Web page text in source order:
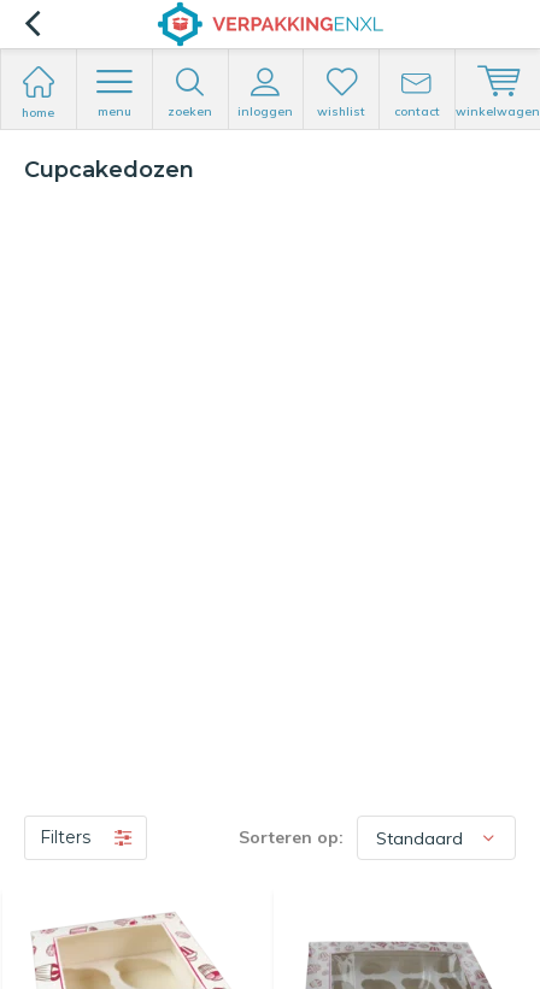
home menu zoeken inloggen wishlist contact winkelwagen
Cupcakedozen
Filters Sorteren op: